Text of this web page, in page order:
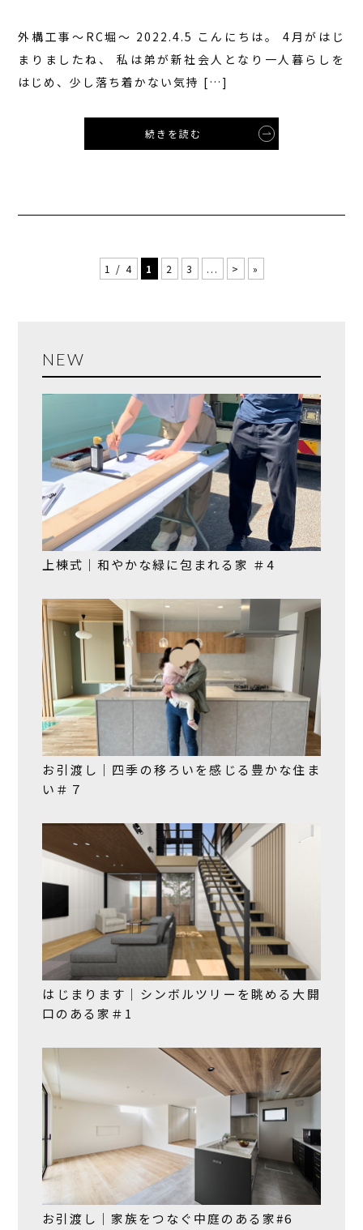
外構工事〜RC堀〜 2022.4.5 こんにちは。 4月がはじ
まりましたね、 私は弟が新社会人となり一人暮らしを
はじめ、少し落ち着かない気持 […]
続きを読む
1 / 4 1 2 3 ... > »
NEW
上棟式｜和やかな緑に包まれる家 ＃4
お引渡し｜四季の移ろいを感じる豊かな住ま
い＃７
はじまります｜シンボルツリーを眺める大開
口のある家＃1
お引渡し｜家族をつなぐ中庭のある家#6